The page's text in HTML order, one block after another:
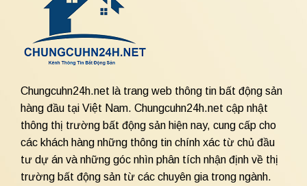
Chungcuhn24h.net là trang web thông tin bất động sản
hàng đầu tại Việt Nam. Chungcuhn24h.net cập nhật
thông thị trường bất động sản hiện nay, cung cấp cho
các khách hàng những thông tin chính xác từ chủ đầu
tư dự án và những góc nhìn phân tích nhận định về thị
trường bất động sản từ các chuyên gia trong ngành.